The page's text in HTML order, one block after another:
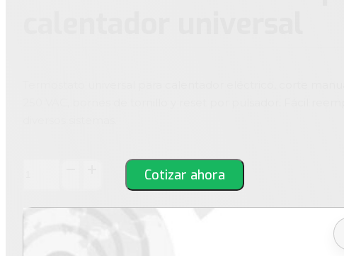
calentador
cantidad
Cotizar ahora